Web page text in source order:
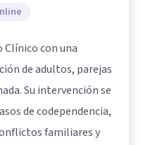
Clínico con una
de adultos, parejas
Su intervención se
de codependencia,
familiares y